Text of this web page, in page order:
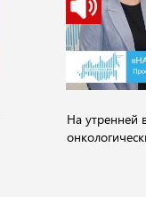
На утренней